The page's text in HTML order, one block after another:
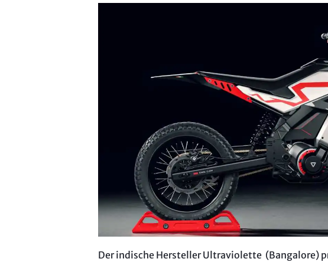
Der indische Hersteller Ultraviolette (Bangalore)